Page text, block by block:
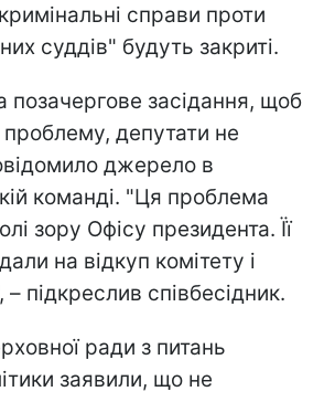
справи проти
суддів" будуть закриті.
позачергове засідання, щоб
депутати не
джерело в
команді. "Ця проблема
зору Офісу президента. Її
на відкуп комітету і
підкреслив співбесідник.
ради з питань
заявили, що не